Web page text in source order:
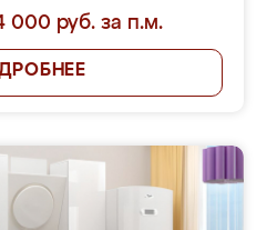
000 руб. за п.м.